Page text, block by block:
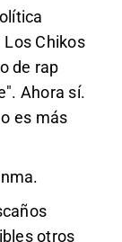
Chikos
de rap
Ahora sí.
es más
otros